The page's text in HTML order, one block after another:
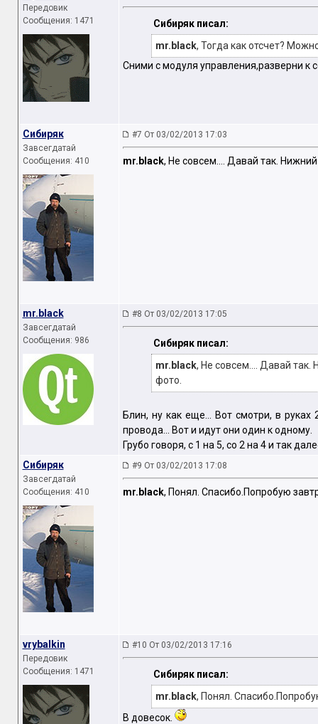
Передовик
Сообщения: 1471
Сибиряк писал:
mr.black, Тогда как отсчет?
Сними с модуля управления,разверни к
Сибиряк
Завсегдатай
Сообщения: 410
#7 От 03/02/2013 17:03
mr.black, Не совсем.... Давай так.
mr.black
Завсегдатай
Сообщения: 986
#8 От 03/02/2013 17:05
Сибиряк писал:
mr.black, Не совсем.... Давай
фото.
Блин, ну как еще... Вот смотри, в
провода... Вот и идут они один к одному.
Грубо говоря, с 1 на 5, со 2 на 4 и так
Сибиряк
Завсегдатай
Сообщения: 410
#9 От 03/02/2013 17:08
mr.black, Понял. Спасибо.Попробую
vrybalkin
Передовик
Сообщения: 1471
#10 От 03/02/2013 17:16
Сибиряк писал:
mr.black, Понял.
В довесок.